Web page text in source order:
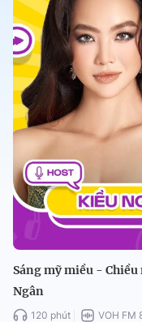
Sáng mỹ miều - Chiều
Ngân
120 phút VOH FM